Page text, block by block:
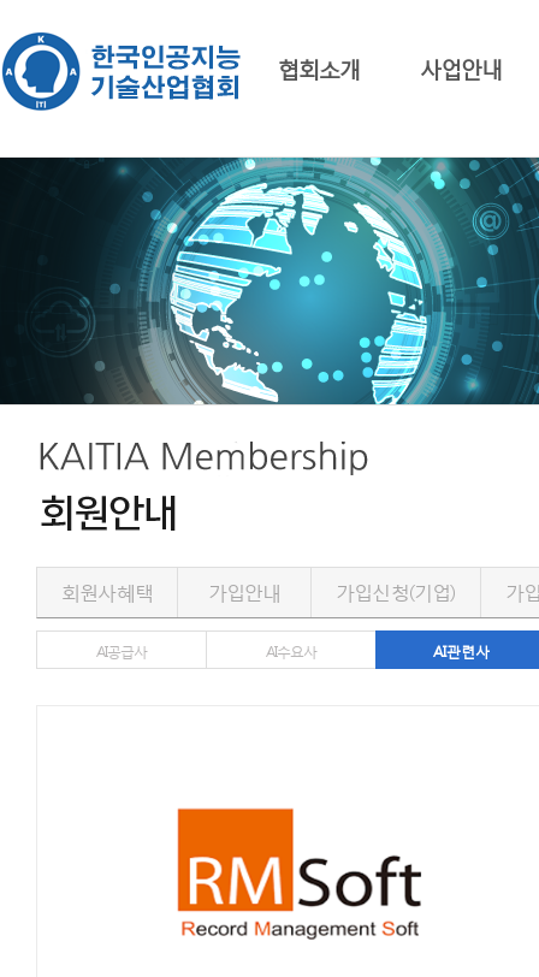
협회소개 사업안내
회원사혜택 가입안내 가입신청(기업) 가
AI공급사 AI수요사 AI관련사